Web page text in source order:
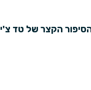
הקצר של טד